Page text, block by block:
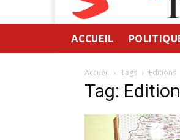
ACCUEIL
Accueil Tags Editions
Tag: